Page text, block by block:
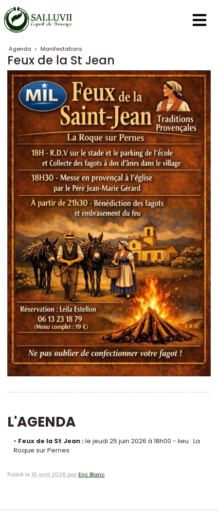
Panneau de gestion des cookies
Agenda > Manifestations
Feux de la St Jean
L'AGENDA
Feux de la St Jean : le jeudi 25 juin 2026 à 18h00 - lieu : La
Roque sur Pernes
Publié le 16 avril 2026 parEric Blanc